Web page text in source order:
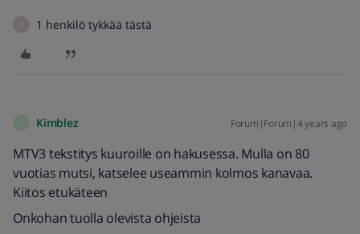
1 henkilö tykkää tästä
Kimblez Forum|Forum|4 years ago
MTV3 tekstitys kuuroille on hakusessa. Mulla on 80
vuotias mutsi, katselee useammin kolmos kanavaa.
Kiitos etukäteen
Onkohan tuolla olevista ohjeista